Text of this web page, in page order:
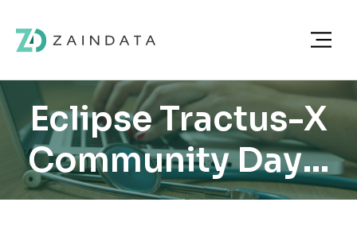
Eclipse Tractus-X
Community Days:
la innovación en